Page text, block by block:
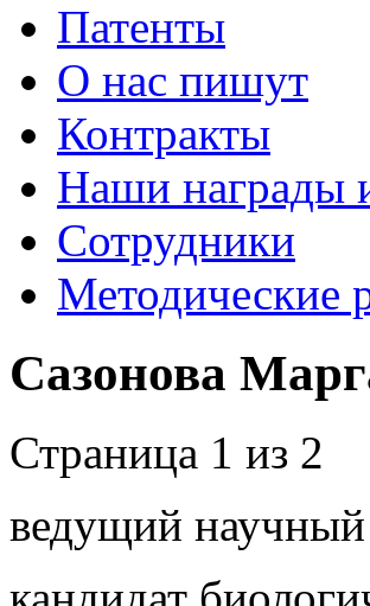
Патенты
О нас пишут
Контракты
Наши награды
Сотрудники
Методические
Сазонова
Страница 1 из 2
ведущий научный